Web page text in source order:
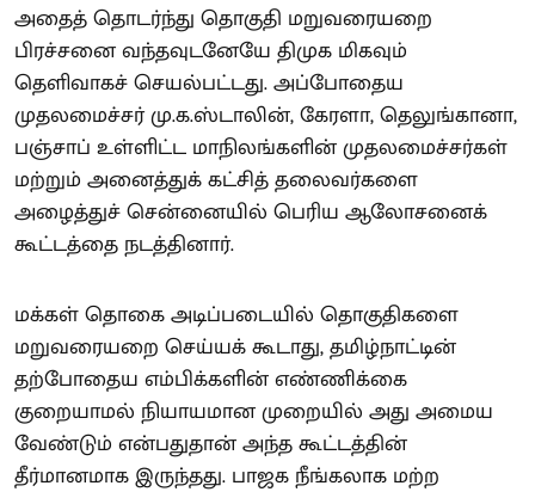
அதைத் தொடர்ந்து தொகுதி மறுவரையறை
பிரச்சனை வந்தவுடனேயே திமுக மிகவும்
தெளிவாகச் செயல்பட்டது. அப்போதைய
முதலமைச்சர் மு.க.ஸ்டாலின், கேரளா, தெலுங்கானா,
பஞ்சாப் உள்ளிட்ட மாநிலங்களின் முதலமைச்சர்கள்
மற்றும் அனைத்துக் கட்சித் தலைவர்களை
அழைத்துச் சென்னையில் பெரிய ஆலோசனைக்
கூட்டத்தை நடத்தினார்.
மக்கள் தொகை அடிப்படையில் தொகுதிகளை
மறுவரையறை செய்யக் கூடாது, தமிழ்நாட்டின்
தற்போதைய எம்பிக்களின் எண்ணிக்கை
குறையாமல் நியாயமான முறையில் அது அமைய
வேண்டும் என்பதுதான் அந்த கூட்டத்தின்
தீர்மானமாக இருந்தது. பாஜக நீங்கலாக மற்ற